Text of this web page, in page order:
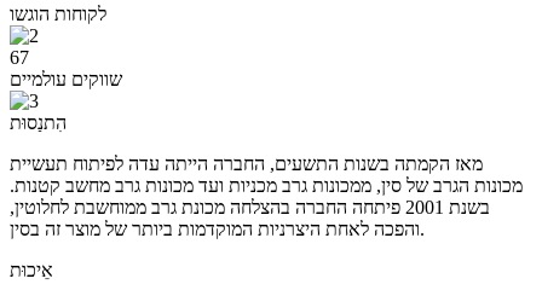
לקוחות הוגשו
67
שווקים עולמיים
הִתנַסוּת
מאז הקמתה בשנות התשעים, החברה הייתה עדה לפיתוח תעשיית
מכונות הגרב של סין, ממכונות גרב מכניות ועד מכונות גרב מחשב קטנות.
בשנת 2001 פיתחה החברה בהצלחה מכונת גרב ממוחשבת לחלוטין,
והפכה לאחת היצרניות המוקדמות ביותר של מוצר זה בסין.
אֵיכוּת